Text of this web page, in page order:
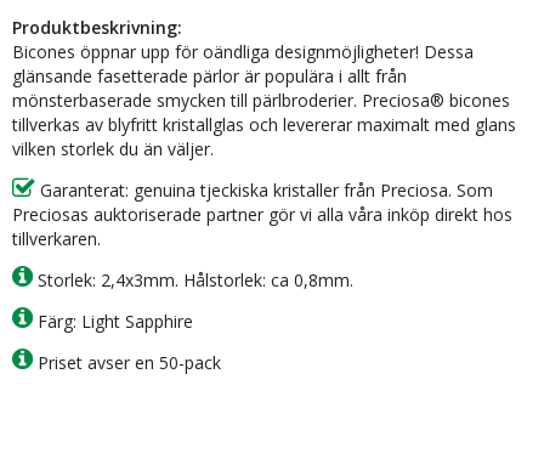
Produktbeskrivning:
Bicones öppnar upp för oändliga designmöjligheter! Dessa
glänsande fasetterade pärlor är populära i allt från
mönsterbaserade smycken till pärlbroderier. Preciosa® bicones
tillverkas av blyfritt kristallglas och levererar maximalt med glans
vilken storlek du än väljer.
Garanterat: genuina tjeckiska kristaller från Preciosa. Som
Preciosas auktoriserade partner gör vi alla våra inköp direkt hos
tillverkaren.
Storlek: 2,4x3mm. Hålstorlek: ca 0,8mm.
Färg: Light Sapphire
Priset avser en 50-pack